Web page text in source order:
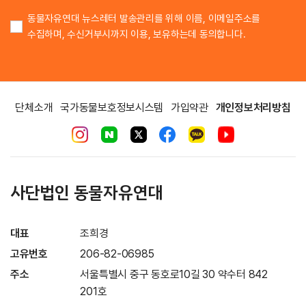
동물자유연대 뉴스레터 발송관리를 위해 이름, 이메일주소를
수집하며, 수신거부시까지 이용, 보유하는데 동의합니다.
단체소개 국가동물보호정보시스템 가입약관 개인정보처리방침
사단법인 동물자유연대
대표
조희경
고유번호
206-82-06985
주소
서울특별시 중구 동호로10길 30 약수터 842
201호